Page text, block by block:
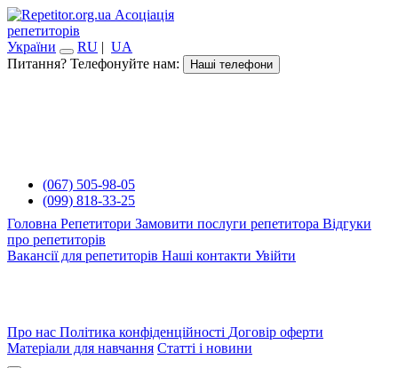
Асоціація
репетиторів
України
RU | UA
Питання? Телефонуйте нам:
Наші телефони
(067) 505-98-05
(099) 818-33-25
Головна Репетитори Замовити послуги репетитора Відгуки
про репетиторів
Вакансії для репетиторів Наші контакти Увійти
Про нас Політика конфіденційності Договір оферти
Матеріали для навчання Статті і новини